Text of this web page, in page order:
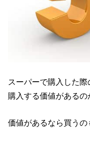
スーパーで購入した
購入する価値があるの
価値があるなら買うの